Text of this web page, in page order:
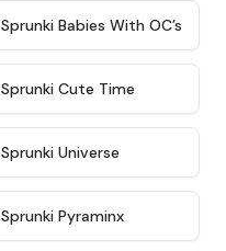
★ 4.8
Sprunki Babies With OC’s
Sprunki Cute Time
Sprunki Universe
Sprunki Pyraminx